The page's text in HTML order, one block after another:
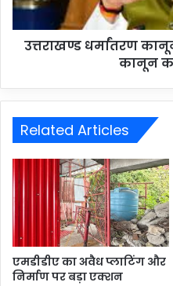
उत्तराखण्ड धर्मांतरण
कानून का
Related Articles
एमडीडीए का अवैध प्लाटिंग और
निर्माण पर बड़ा एक्शन